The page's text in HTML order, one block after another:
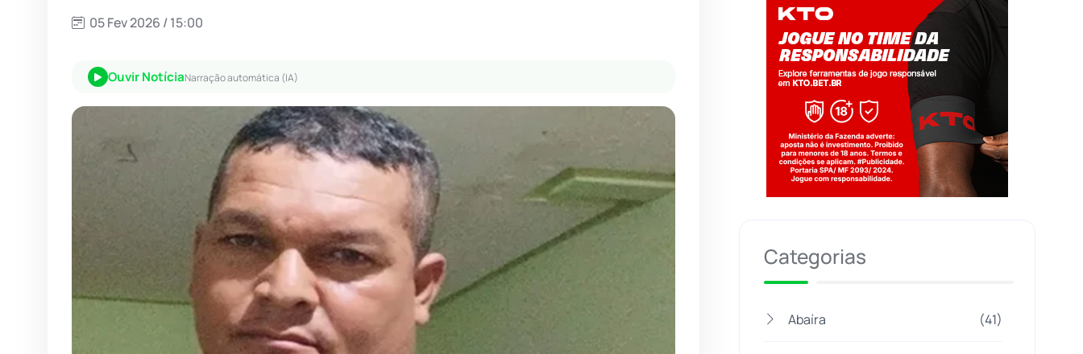
05 Fev 2026 / 15:00
Ouvir NotíciaNarração automática (IA)
Categorias
Abaíra (41)